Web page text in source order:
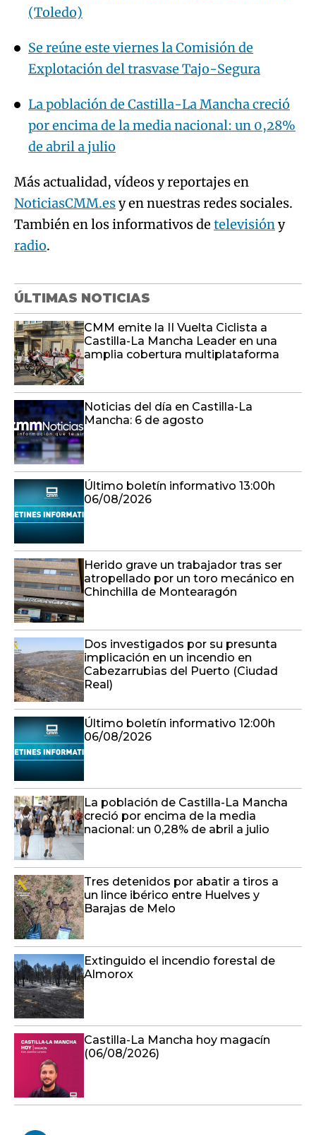
(Toledo)
Se reúne este viernes la Comisión de
Explotación del trasvase Tajo-Segura
La población de Castilla-La Mancha creció
por encima de la media nacional: un 0,28%
de abril a julio
Más actualidad, vídeos y reportajes en
NoticiasCMM.esy en nuestras redes sociales.
También en los informativos de televisióny
radio.
ÚLTIMAS NOTICIAS
CMM emite la II Vuelta Ciclista a
Castilla-La Mancha Leader en una
amplia cobertura multiplataforma
Noticias del día en Castilla-La
Mancha: 6 de agosto
Último boletín informativo 13:00h
06/08/2026
Herido grave un trabajador tras ser
atropellado por un toro mecánico en
Chinchilla de Montearagón
Dos investigados por su presunta
implicación en un incendio en
Cabezarrubias del Puerto (Ciudad
Real)
Último boletín informativo 12:00h
06/08/2026
La población de Castilla-La Mancha
creció por encima de la media
nacional: un 0,28% de abril a julio
Tres detenidos por abatir a tiros a
un lince ibérico entre Huelves y
Barajas de Melo
Extinguido el incendio forestal de
Almorox
Castilla-La Mancha hoy magacín
(06/08/2026)